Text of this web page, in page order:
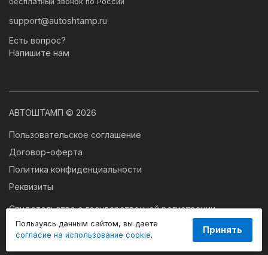
Пользуясь данным сайтом, вы даете
согласие на использование cookie.
Принять
support@autoshtamp.ru
Есть вопрос?
Напишите нам
АВТОШТАМП © 2026
Пользовательское соглашение
Договор-оферта
Политика конфиденциальности
Реквизиты
Свидетельство о государственной регистрации
программы для ЭВМ № 2024663179